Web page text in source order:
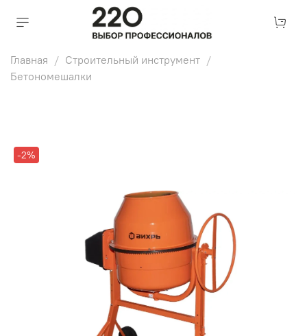
Главная
Строительный инструмент
Бетономешалки
-2%